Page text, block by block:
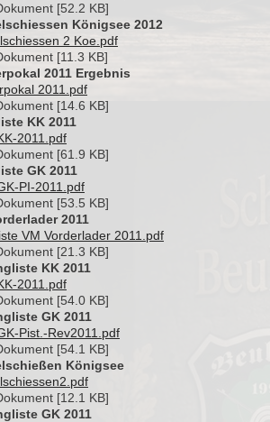
[52.2 KB]
Königsee 2012
2 Koe.pdf
[11.3 KB]
2011 Ergebnis
2011.pdf
[14.6 KB]
KK 2011
2011.pdf
[61.9 KB]
GK 2011
PI-2011.pdf
[53.5 KB]
2011
VM Vorderlader 2011.pdf
[21.3 KB]
KK 2011
2011.pdf
[54.0 KB]
GK 2011
Pist.-Rev2011.pdf
[54.1 KB]
Königsee
[12.1 KB]
GK 2011